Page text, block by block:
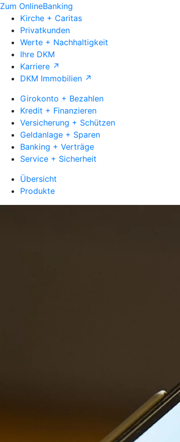
Zum OnlineBanking
Kirche + Caritas
Privatkunden
Werte + Nachhaltigkeit
Ihre DKM
Karriere ↗
DKM Immobilien ↗
Girokonto + Bezahlen
Kredit + Finanzieren
Versicherung + Schützen
Geldanlage + Sparen
Banking + Verträge
Service + Sicherheit
Übersicht
Produkte